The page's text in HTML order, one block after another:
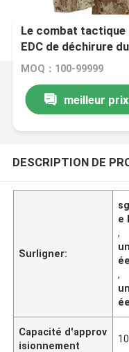
Le combat
EDC de déchirure
l'uniforme militaire
MOQ：100-99999
meilleur prix
DESCRIPTION DE
Surligner:
e
,
,
Capacité d'approv
isionnement